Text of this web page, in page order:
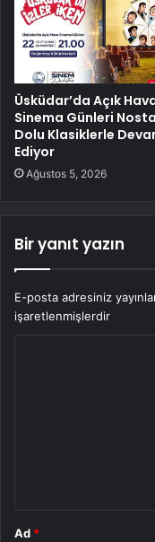
Üsküdar’da Açık
Sinema Günleri
Dolu Klasiklerle
Ediyor
Ağustos 5, 2026
Bir yanıt yazın
E-posta adresiniz
işaretlenmişlerdir
Ad *